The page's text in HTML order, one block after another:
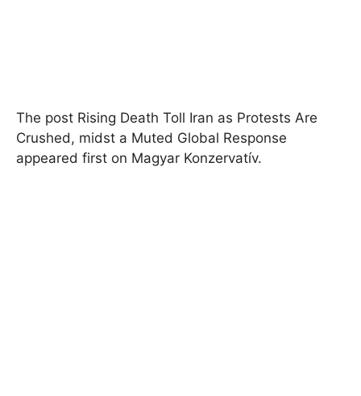
The post Rising Death Toll Iran as Protests Are
Crushed, midst a Muted Global Response
appeared first on Magyar Konzervatív.